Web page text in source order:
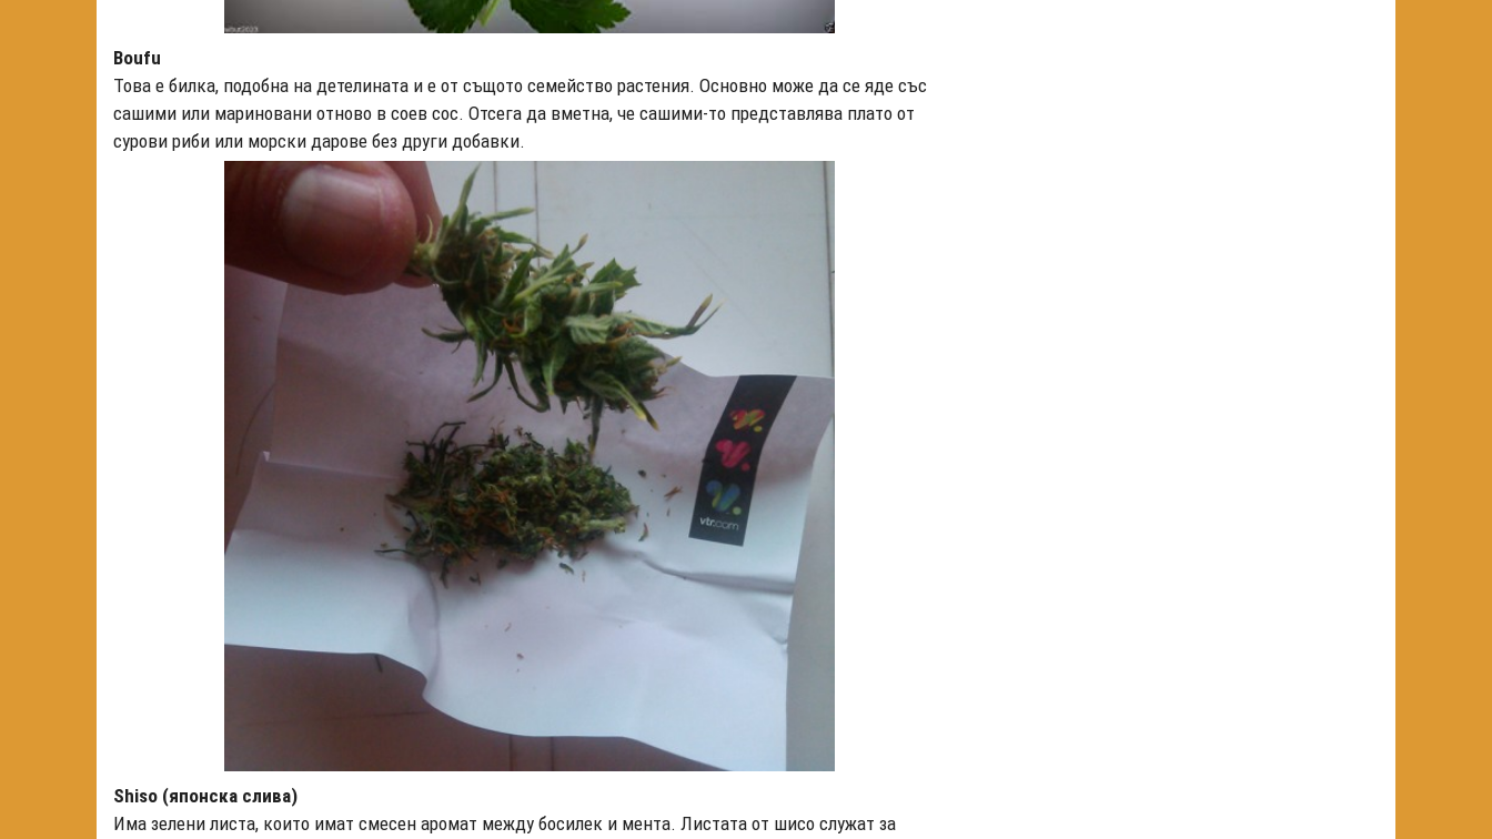
Boufu
Това е билка, подобна на детелината и е от същото семейство растения. Основно може да се яде със
сашими или мариновани отново в соев сос. Отсега да вметна, че сашими-то представлява плато от
сурови риби или морски дарове без други добавки.
Shiso (японска слива)
Има зелени листа, които имат смесен аромат между босилек и мента. Листата от шисо служат за